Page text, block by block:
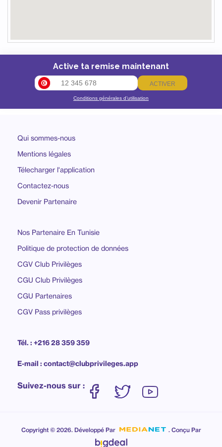
Active ta remise maintenant
ACTIVER
Conditions générales d’utilisation
Qui sommes-nous
Mentions légales
Télecharger l'application
Contactez-nous
Devenir Partenaire
Nos Partenaire En Tunisie
Politique de protection de données
CGV Club Privilèges
CGU Club Privilèges
CGU Partenaires
CGV Pass privilèges
Tél. : +216 28 359 359
E-mail : contact@clubprivileges.app
Suivez-nous sur :
Copyright © 2026. Développé Par . Conçu Par